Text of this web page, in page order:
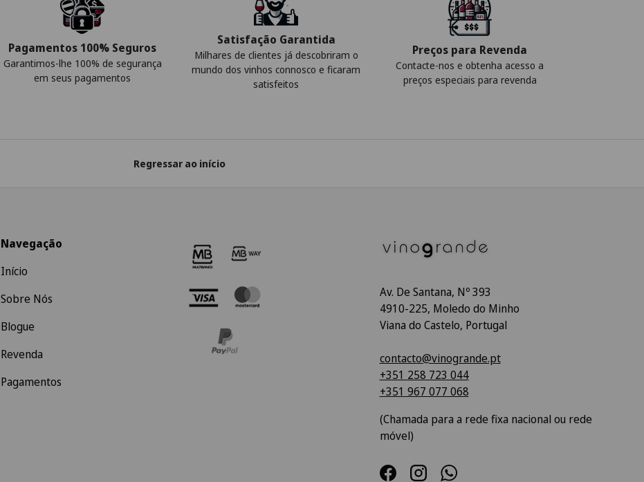
Pagamentos 100% Seguros
Garantimos-lhe 100% de segurança
em seus pagamentos
Satisfação Garantida
Milhares de clientes já descobriram o
mundo dos vinhos connosco e ficaram
satisfeitos
Preços para Revenda
Contacte-nos e obtenha acesso a
preços especiais para revenda
Regressar ao início
Navegação
Início
Sobre Nós
Blogue
Revenda
Pagamentos
Av. De Santana, Nº 393
4910-225, Moledo do Minho
Viana do Castelo, Portugal
contacto@vinogrande.pt
+351 258 723 044
+351 967 077 068
(Chamada para a rede fixa nacional ou rede
móvel)